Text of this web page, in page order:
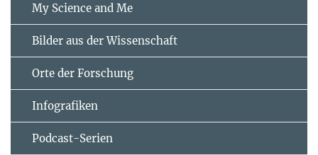
My Science and Me
Bilder aus der Wissenschaft
Orte der Forschung
Infografiken
Podcast-Serien